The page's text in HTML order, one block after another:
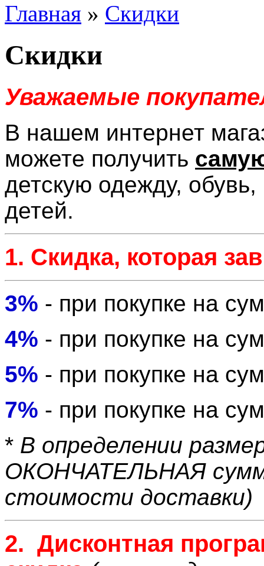
Главная » Скидки
Скидки
Уважаемые
В нашем интернет
можете получить
детскую одежду,
детей.
1. Скидка, которая
3% - при покупке на
4% - при покупке на
5% - при покупке на
7% - при покупке на
* В определении
ОКОНЧАТЕЛЬНАЯ
стоимости доставки)
2. Дисконтная